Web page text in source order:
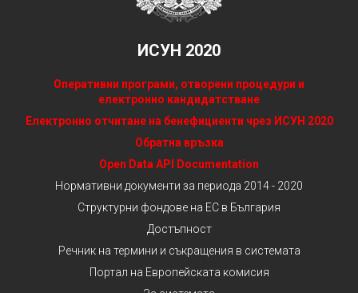
ИСУН 2020
Оперативни програми, отворени процедури и
електронно кандидатстване
Електронно отчитане на бенефициенти чрез ИСУН 2020
Обратна връзка
Open Data API Documentation
Нормативни документи за периода 2014 - 2020
Структурни фондове на ЕС в България
Достъпност
Речник на термини и съкращения в системата
Портал на Европейската комисия